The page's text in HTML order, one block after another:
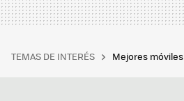
TEMAS DE INTERÉS Mejores móviles